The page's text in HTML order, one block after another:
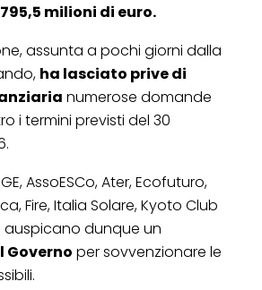
milioni di euro.
assunta a pochi giorni dalla
ha lasciato prive di
numerose domande
i termini previsti del 30
AssoESCo, Ater, Ecofuturo,
Fire, Italia Solare, Kyoto Club
auspicano dunque un
Governo per sovvenzionare le